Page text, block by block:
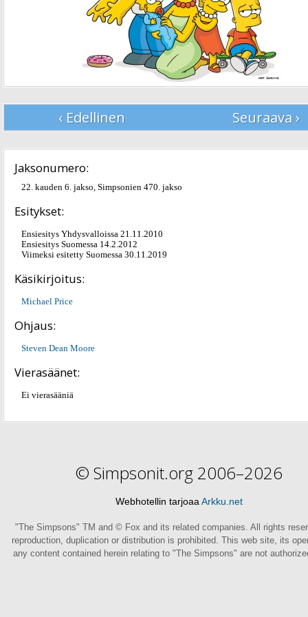
‹ Edellinen Seuraava ›
Jaksonumero:
22. kauden 6. jakso, Simpsonien 470. jakso
Esitykset:
Ensiesitys Yhdysvalloissa 21.11.2010
Ensiesitys Suomessa 14.2.2012
Viimeksi esitetty Suomessa 30.11.2019
Käsikirjoitus:
Michael Price
Ohjaus:
Steven Dean Moore
Vierasäänet:
Ei vierasääniä
© Simpsonit.org 2006–2026
Webhotellin tarjoaa Arkku.net
"The Simpsons" TM and © Fox and its related companies. All rights
reproduction, duplication or distribution is prohibited. This web site, its
any content contained herein relating to "The Simpsons" are not